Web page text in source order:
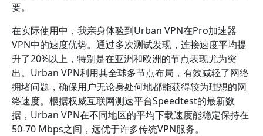
要。
在实际使用中，我亲身体验到Urban VPN在Pro加速器
VPN中的速度优势。通过多次测试发现，连接速度平均提
升了20%以上，特别是在亚洲和欧洲的节点表现尤为突
出。Urban VPN利用其全球多节点布局，有效减轻了网络
拥堵问题，确保用户无论身处何地都能获得较为理想的网
络速度。根据权威互联网测速平台Speedtest的最新数
据，Urban VPN在不同地区的平均下载速度能稳定保持在
50-70 Mbps之间，远优于许多传统VPN服务。